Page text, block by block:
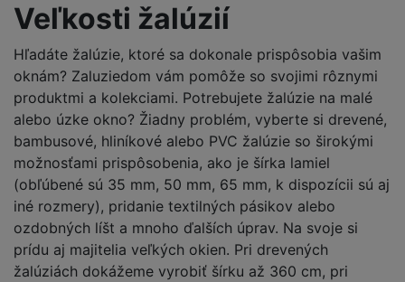
Veľkosti žalúzií
Hľadáte žalúzie, ktoré sa dokonale prispôsobia vašim
oknám? Zaluziedom vám pomôže so svojimi rôznymi
produktmi a kolekciami. Potrebujete žalúzie na malé
alebo úzke okno? Žiadny problém, vyberte si drevené,
bambusové, hliníkové alebo PVC žalúzie so širokými
možnosťami prispôsobenia, ako je šírka lamiel
(obľúbené sú 35 mm, 50 mm, 65 mm, k dispozícii sú aj
iné rozmery), pridanie textilných pásikov alebo
ozdobných líšt a mnoho ďalších úprav. Na svoje si
prídu aj majitelia veľkých okien. Pri drevených
žalúziách dokážeme vyrobiť šírku až 360 cm, pri